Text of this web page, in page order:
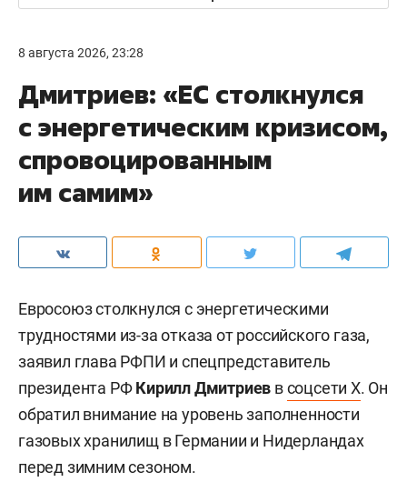
8 августа 2026, 23:28
Дмитриев: «ЕС столкнулся
с энергетическим кризисом,
спровоцированным
им самим»
Евросоюз столкнулся с энергетическими
трудностями из-за отказа от российского газа,
заявил глава РФПИ и спецпредставитель
президента РФКирилл Дмитриев всоцсети X. Он
обратил внимание на уровень заполненности
газовых хранилищ в Германии и Нидерландах
перед зимним сезоном.